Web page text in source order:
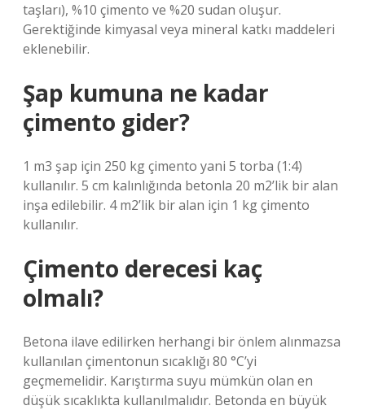
taşları), %10 çimento ve %20 sudan oluşur.
Gerektiğinde kimyasal veya mineral katkı maddeleri
eklenebilir.
Şap kumuna ne kadar
çimento gider?
1 m3 şap için 250 kg çimento yani 5 torba (1:4)
kullanılır. 5 cm kalınlığında betonla 20 m2’lik bir alan
inşa edilebilir. 4 m2’lik bir alan için 1 kg çimento
kullanılır.
Çimento derecesi kaç
olmalı?
Betona ilave edilirken herhangi bir önlem alınmazsa
kullanılan çimentonun sıcaklığı 80 °C’yi
geçmemelidir. Karıştırma suyu mümkün olan en
düşük sıcaklıkta kullanılmalıdır. Betonda en büyük